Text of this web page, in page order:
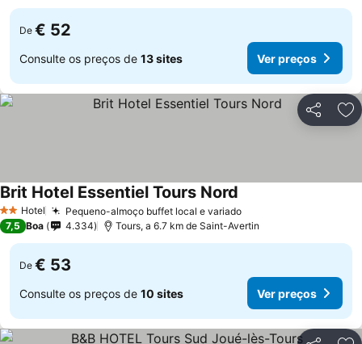
De € 52
Consulte os preços de 13 sites Ver preços
Partilhar
2 Estrelas
Hotel Pequeno-almoço buffet local e variadoVer preços
Brit Hotel Essentiel Tours Nord
7,5 Boa 4.334 Tours, a 6.7 km de Saint-Avertin
De € 53
Consulte os preços de 10 sites Ver preços